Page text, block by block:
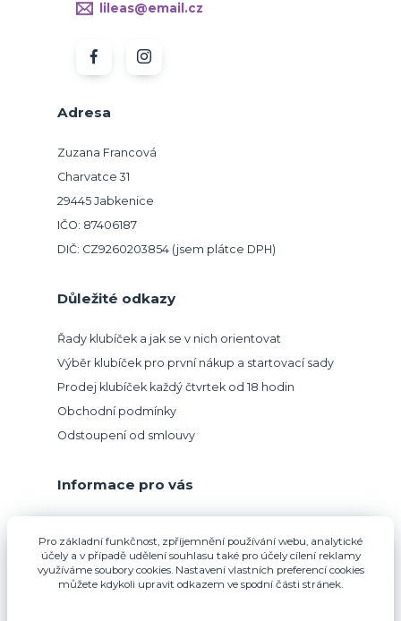
Adresa
Zuzana Francová
Charvatce 31
29445 Jabkenice
IČO: 87406187
DIČ: CZ9260203854 (jsem plátce DPH)
Důležité odkazy
Řady klubíček a jak se v nich orientovat
Výběr klubíček pro první nákup a startovací sady
Prodej klubíček každý čtvrtek od 18 hodin
Obchodní podmínky
Odstoupení od smlouvy
Informace pro vás
lileas@email.cz
Pro základní funkčnost, zpříjemnění používání webu, analytické
účely a v případě udělení souhlasu také pro účely cílení reklamy
využíváme soubory cookies. Nastavení vlastních preferencí cookies
můžete kdykoli upravit odkazem ve spodní části stránek.